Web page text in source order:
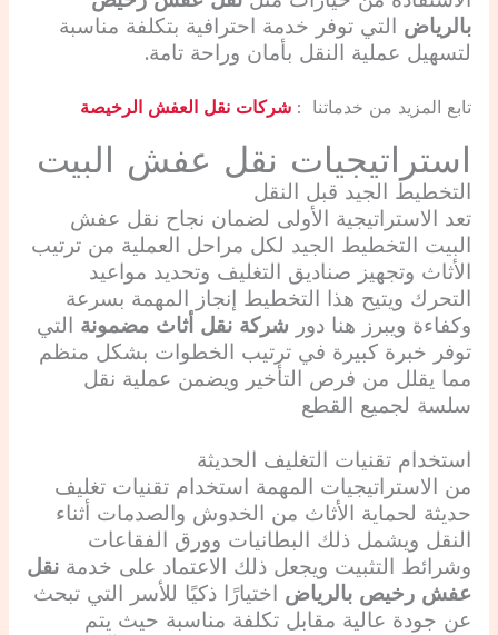
بالرياض التي توفر خدمة احترافية بتكلفة مناسبة
لتسهيل عملية النقل بأمان وراحة تامة.
تابع المزيد من خدماتنا : شركات نقل العفش الرخيصة
استراتيجيات نقل عفش البيت
التخطيط الجيد قبل النقل
تعد الاستراتيجية الأولى لضمان نجاح نقل عفش
البيت التخطيط الجيد لكل مراحل العملية من ترتيب
الأثاث وتجهيز صناديق التغليف وتحديد مواعيد
التحرك ويتيح هذا التخطيط إنجاز المهمة بسرعة
وكفاءة ويبرز هنا دور شركة نقل أثاث مضمونة التي
توفر خبرة كبيرة في ترتيب الخطوات بشكل منظم
مما يقلل من فرص التأخير ويضمن عملية نقل
سلسة لجميع القطع
استخدام تقنيات التغليف الحديثة
من الاستراتيجيات المهمة استخدام تقنيات تغليف
حديثة لحماية الأثاث من الخدوش والصدمات أثناء
النقل ويشمل ذلك البطانيات وورق الفقاعات
وشرائط التثبيت ويجعل ذلك الاعتماد على خدمة نقل
عفش رخيص بالرياض اختيارًا ذكيًا للأسر التي تبحث
عن جودة عالية مقابل تكلفة مناسبة حيث يتم